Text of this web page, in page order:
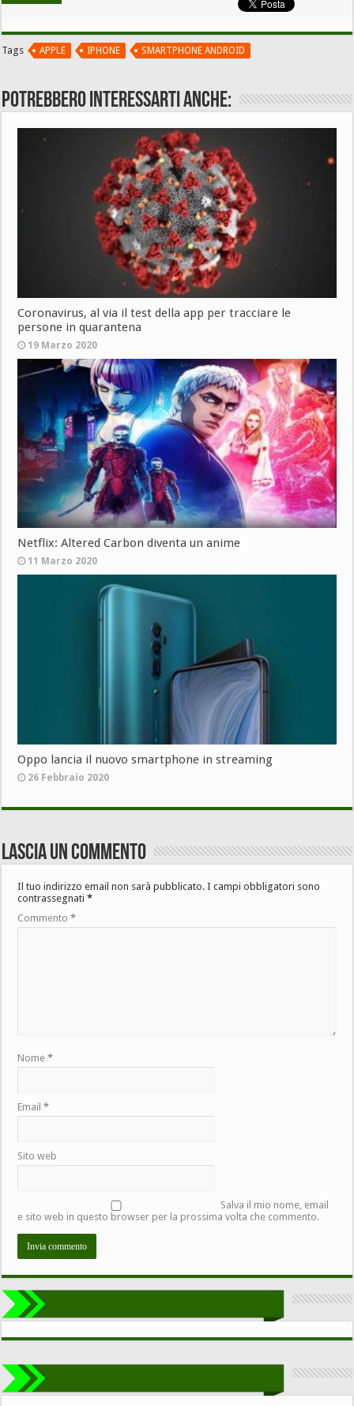
Tags APPLE IPHONE SMARTPHONE ANDROID
Potrebbero interessarti anche:
Coronavirus, al via il test della app per tracciare le
persone in quarantena
19 Marzo 2020
Netflix: Altered Carbon diventa un anime
11 Marzo 2020
Oppo lancia il nuovo smartphone in streaming
26 Febbraio 2020
Lascia un commento
Il tuo indirizzo email non sarà pubblicato. I campi obbligatori sono
contrassegnati*
Commento*
Nome*
Email*
Sito web
Salva il mio nome, email
e sito web in questo browser per la prossima volta che commento.